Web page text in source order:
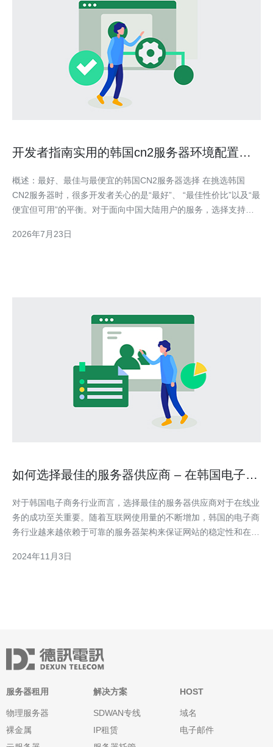
开发者指南实用的韩国cn2服务器环境配置与
概述：最好、最佳与最便宜的韩国CN2服务器选择 在挑选韩国
CN2服务器时，很多开发者关心的是“最好”、 “最佳性价比”以及“最
便宜但可用”的平衡。对于面向中国大陆用户的服务，选择支持中
预算充足，优先选择物理机或高性能KVM云主机；若追求成本最
2026年7月23日
如何选择最佳的服务器供应商 – 在韩国电子商
对于韩国电子商务行业而言，选择最佳的服务器供应商对于在线业
务的成功至关重要。随着互联网使用量的不断增加，韩国的电子商
务行业越来越依赖于可靠的服务器架构来保证网站的稳定性和在线
素和指南，您可以在韩国市场中获得最佳的技术支持和性能。 1.
2024年11月3日
服务器租用
物理服务器
裸金属
解决方案
SDWAN专线
IP租赁
HOST
域名
电子邮件